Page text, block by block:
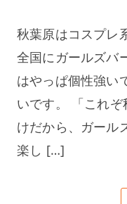
秋葉原はコスプレ
全国にガールズバ
はやっぱ個性強い
いです。 「これ
けだから、ガール
楽し […]